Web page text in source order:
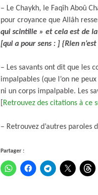
– Le Chaykh, le Faqîh Aboû
pour croyance que Allâh
qui scintille » et cela est de
[qui a pour sens : ] {Rien
– Les savants ont dit que les
impalpables (que l’on ne
ni un corps impalpable. Les
Retrouvez des citations à ce
– Retrouvez d’autres paroles
Partager :